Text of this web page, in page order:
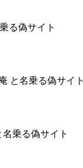
る偽サイト
と名乗る偽サイト
乗る偽サイト